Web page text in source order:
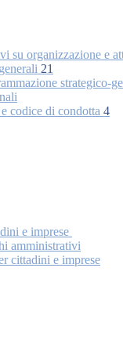
su organizzazione e
21
strategico-
codice di condotta 4
e imprese
amministrativi
cittadini e imprese